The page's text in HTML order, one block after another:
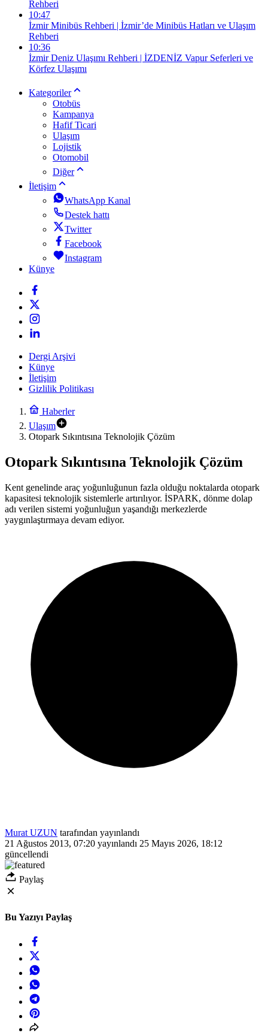
Rehberi
10:47
İzmir Minibüs Rehberi | İzmir’de Minibüs Hatları ve Ulaşım
Rehberi
10:36
İzmir Deniz Ulaşımı Rehberi | İZDENİZ Vapur Seferleri ve
Körfez Ulaşımı
Kategoriler
Otobüs
Kampanya
Hafif Ticari
Ulaşım
Lojistik
Otomobil
Diğer
İletişim
WhatsApp Kanal
Destek hattı
Twitter
Facebook
Instagram
Künye
Dergi Arşivi
Künye
İletişim
Gizlilik Politikası
Haberler
Ulaşım
Otopark Sıkıntısına Teknolojik Çözüm
Otopark Sıkıntısına Teknolojik Çözüm
Kent genelinde araç yoğunluğunun fazla olduğu noktalarda otopark
kapasitesi teknolojik sistemlerle artırılıyor. İSPARK, dönme dolap
adı verilen sistemi yoğunluğun yaşandığı merkezlerde
yaygınlaştırmaya devam ediyor.
Murat UZUN tarafından yayınlandı
21 Ağustos 2013, 07:20 yayınlandı 25 Mayıs 2026, 18:12
güncellendi
Paylaş
Bu Yazıyı Paylaş